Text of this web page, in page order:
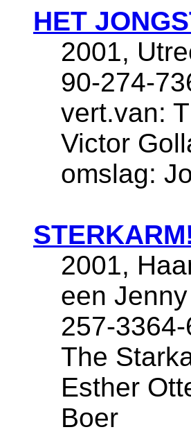
HET
2001,
90-274-
vert.van:
Victor
omslag:
2001,
een
257-
The
Esther
Boer